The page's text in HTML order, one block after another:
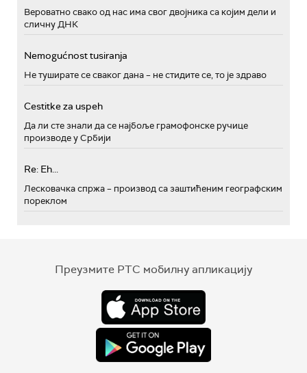
Вероватно свако од нас има свог двојника са којим дели и
сличну ДНК
Nemogućnost tusiranja
Не туширате се сваког дана – не стидите се, то је здраво
Cestitke za uspeh
Да ли сте знали да се најбоље грамофонске ручице
производе у Србији
Re: Eh...
Лесковачка спржа – производ са заштићеним географским
пореклом
Преузмите РТС мобилну апликацију